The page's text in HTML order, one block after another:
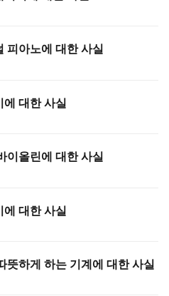
피아노에 대한 사실
에 대한 사실
이올린에 대한 사실
에 대한 사실
뜻하게 하는 기계에 대한 사실